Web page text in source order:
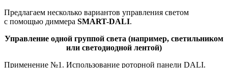
Предлагаем несколько вариантов управления светом
с помощью диммера SMART-DALI.
Управление одной группой света (например, светильником
или светодиодной лентой)
Применение №1. Использование роторной панели DALI.